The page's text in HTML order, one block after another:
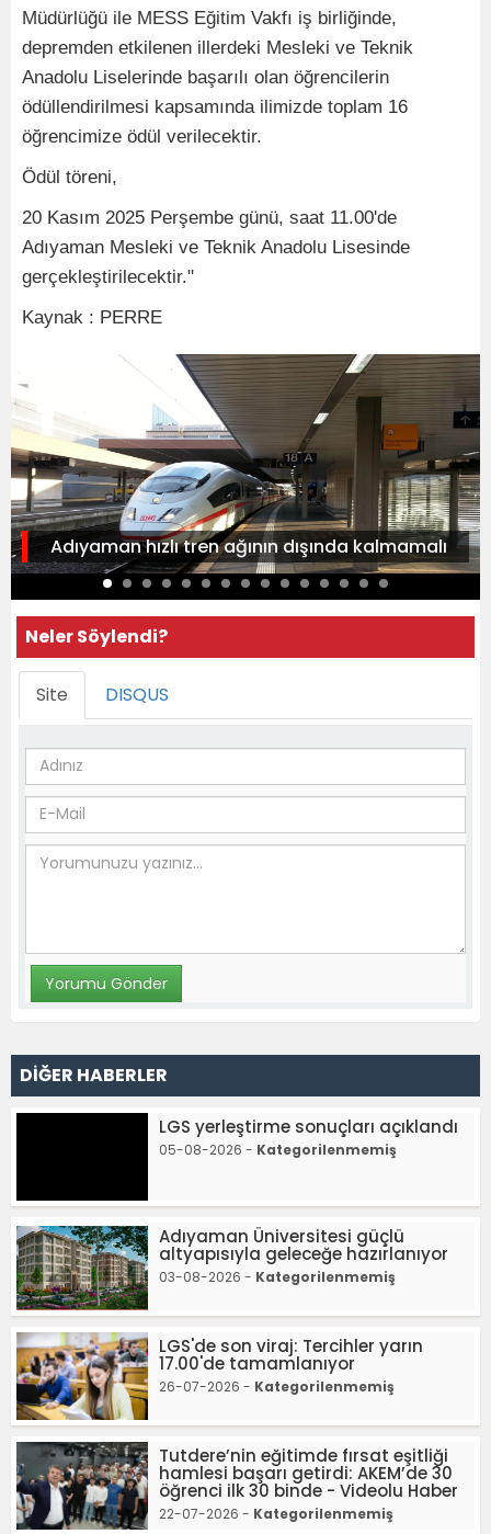
Müdürlüğü ile MESS Eğitim Vakfı iş birliğinde,
depremden etkilenen illerdeki Mesleki ve Teknik
Anadolu Liselerinde başarılı olan öğrencilerin
ödüllendirilmesi kapsamında ilimizde toplam 16
öğrencimize ödül verilecektir.
Ödül töreni,
20 Kasım 2025 Perşembe günü, saat 11.00'de
Adıyaman Mesleki ve Teknik Anadolu Lisesinde
gerçekleştirilecektir."
Kaynak : PERRE
Adıyaman hızlı tren ağının dışında kalmamalı
Neler Söylendi?
Site DISQUS
DİĞER HABERLER
LGS yerleştirme sonuçları açıklandı
05-08-2026 - Kategorilenmemiş
Adıyaman Üniversitesi güçlü
altyapısıyla geleceğe hazırlanıyor
03-08-2026 - Kategorilenmemiş
LGS'de son viraj: Tercihler yarın
17.00'de tamamlanıyor
26-07-2026 - Kategorilenmemiş
Tutdere’nin eğitimde fırsat eşitliği
hamlesi başarı getirdi: AKEM’de 30
öğrenci ilk 30 binde - Videolu Haber
22-07-2026 - Kategorilenmemiş